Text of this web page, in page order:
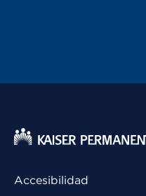
Accesibilidad